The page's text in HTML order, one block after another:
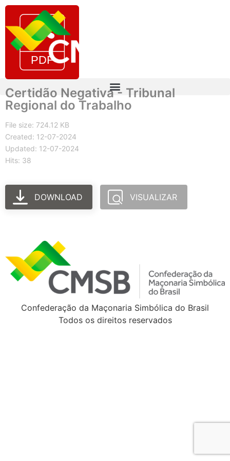
Certidão Negativa - Tribunal
Regional do Trabalho
File size: 724.12 KB
Created: 12-07-2024
Updated: 12-07-2024
Hits: 38
DOWNLOAD VISUALIZAR
Confederação da Maçonaria Simbólica do Brasil
Todos os direitos reservados